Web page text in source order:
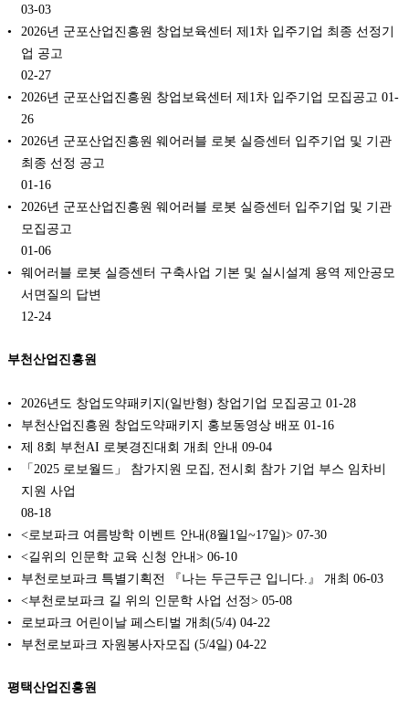
03-03
2026년 군포산업진흥원 창업보육센터 제1차 입주기업 최종 선정기
업 공고
02-27
2026년 군포산업진흥원 창업보육센터 제1차 입주기업 모집공고 01-
26
2026년 군포산업진흥원 웨어러블 로봇 실증센터 입주기업 및 기관
최종 선정 공고
01-16
2026년 군포산업진흥원 웨어러블 로봇 실증센터 입주기업 및 기관
모집공고
01-06
웨어러블 로봇 실증센터 구축사업 기본 및 실시설계 용역 제안공모
서면질의 답변
12-24
부천산업진흥원
2026년도 창업도약패키지(일반형) 창업기업 모집공고 01-28
부천산업진흥원 창업도약패키지 홍보동영상 배포 01-16
제 8회 부천AI 로봇경진대회 개최 안내 09-04
「2025 로보월드」 참가지원 모집, 전시회 참가 기업 부스 임차비
지원 사업
08-18
<로보파크 여름방학 이벤트 안내(8월1일~17일)> 07-30
<길위의 인문학 교육 신청 안내> 06-10
부천로보파크 특별기획전 『나는 두근두근 입니다.』 개최 06-03
<부천로보파크 길 위의 인문학 사업 선정> 05-08
로보파크 어린이날 페스티벌 개최(5/4) 04-22
부천로보파크 자원봉사자모집 (5/4일) 04-22
평택산업진흥원